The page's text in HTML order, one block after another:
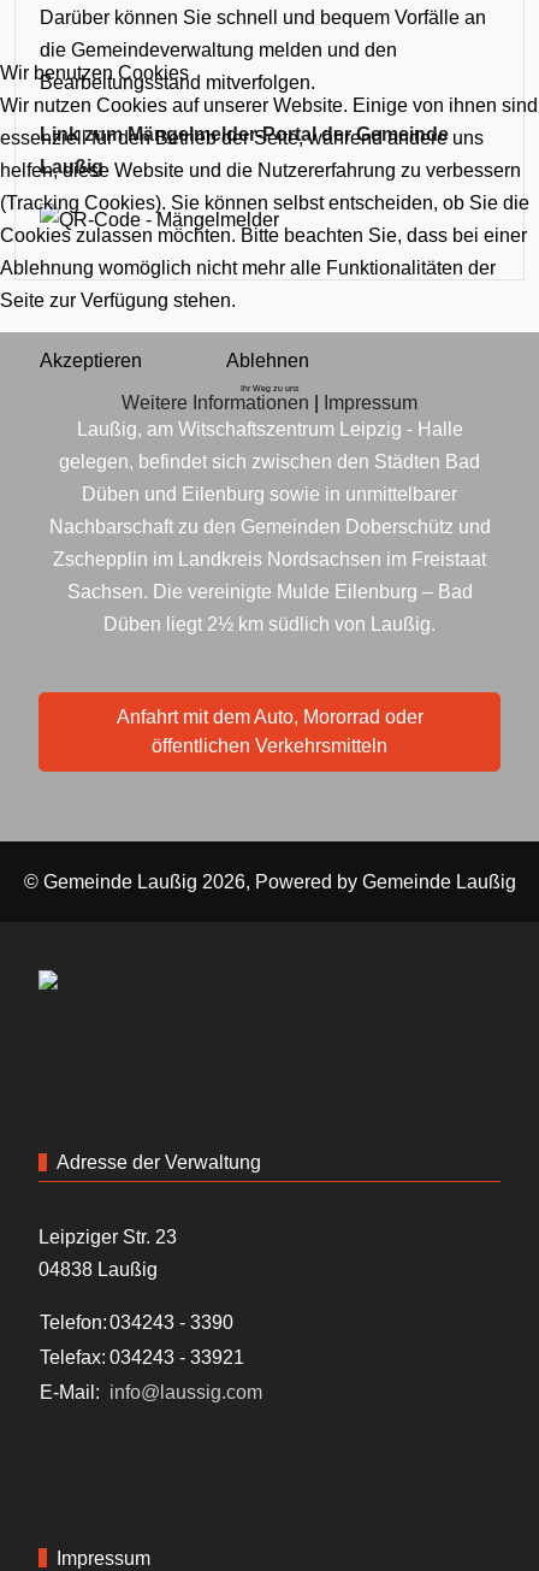
Darüber können Sie schnell und bequem Vorfälle an
die Gemeindeverwaltung melden und den
Bearbeitungsstand mitverfolgen.
Link zum Mängelmelder-Portal der Gemeinde
Laußig
Ihr Weg zu uns
Laußig, am Witschaftszentrum Leipzig - Halle
gelegen, befindet sich zwischen den Städten Bad
Düben und Eilenburg sowie in unmittelbarer
Nachbarschaft zu den Gemeinden Doberschütz und
Zschepplin im Landkreis Nordsachsen im Freistaat
Sachsen. Die vereinigte Mulde Eilenburg – Bad
Düben liegt 2½ km südlich von Laußig.
Anfahrt mit dem Auto, Mororrad oder
öffentlichen Verkehrsmitteln
© Gemeinde Laußig 2026, Powered by Gemeinde Laußig
Adresse der Verwaltung
Leipziger Str. 23
04838 Laußig
Telefon:034243 - 3390
Telefax: 034243 - 33921
E-Mail: info@laussig.com
Impressum
Wir benutzen Cookies
Wir nutzen Cookies auf unserer Website. Einige von ihnen sind
essenziell für den Betrieb der Seite, während andere uns
helfen, diese Website und die Nutzererfahrung zu verbessern
(Tracking Cookies). Sie können selbst entscheiden, ob Sie die
Cookies zulassen möchten. Bitte beachten Sie, dass bei einer
Ablehnung womöglich nicht mehr alle Funktionalitäten der
Seite zur Verfügung stehen.
Akzeptieren Ablehnen
Weitere Informationen Impressum